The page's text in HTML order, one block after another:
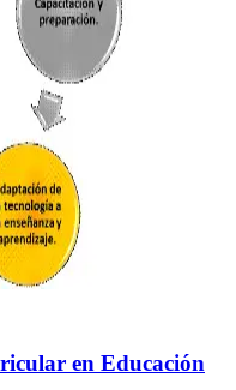
en Educación